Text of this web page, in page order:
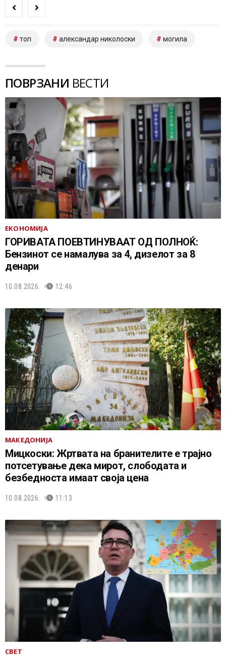
топ александар николоски могила
ПОВРЗАНИ ВЕСТИ
ЕКОНОМИЈА
ГОРИВАТА ПОЕВТИНУВААТ ОД ПОЛНОЌ:
Бензинот се намалува за 4, дизелот за 8
денари
10.08.2026. 12:46
МАКЕДОНИЈА
Мицкоски: Жртвата на бранителите е трајно
потсетување дека мирот, слободата и
безбедноста имаат своја цена
10.08.2026. 11:13
СВЕТ